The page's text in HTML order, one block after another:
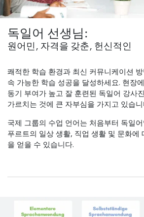
독일어 선생님:
원어민, 자격을 갖춘, 헌신적인
쾌적한 학습 환경과 최신 커뮤니케이션
속 가능한 학습 성공을 달성하세요. 현장
동기 부여가 높고 잘 훈련된 독일어 강사
가르치는 것에 큰 자부심을 가지고 있습니
국제 그룹의 수업 언어는 처음부터 독일
푸르트의 일상 생활, 직업 생활 및 문화에
을 얻을 수 있습니다.